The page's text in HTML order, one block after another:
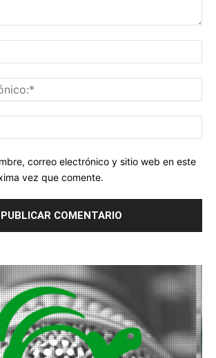
correo electrónico y sitio web en este
vez que comente.